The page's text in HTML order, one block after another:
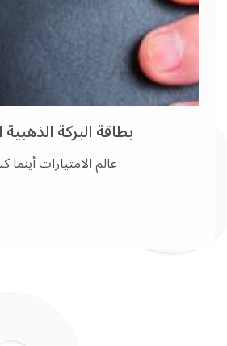
بطاقة البركة الذهبية
عالم الامتيازات أينما